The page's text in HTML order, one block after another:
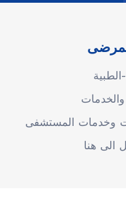
وخدمات المستشفى
هنا